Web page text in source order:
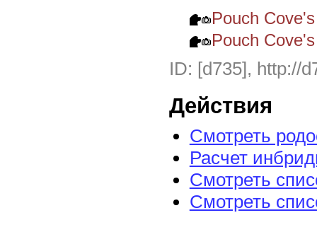
Pouch
Pouch
ID: [d735], http://
Действия
Смотреть
Расчет
Смотреть
Смотреть